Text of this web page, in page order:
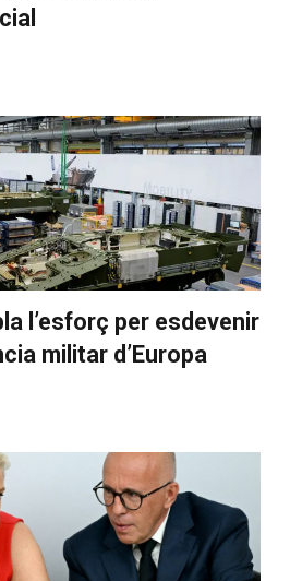
l’esforç per esdevenir
militar d’Europa